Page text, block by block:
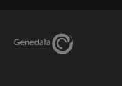
Genedata Link